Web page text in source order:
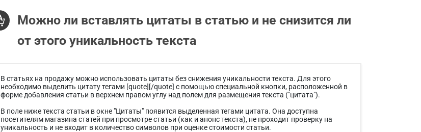
Можно ли вставлять цитаты в статью и не снизится ли
от этого уникальность текста
В статьях на продажу можно использовать цитаты без снижения уникальности текста. Для этого
необходимо выделить цитату тегами [quote][/quote] с помощью специальной кнопки, расположенной в
форме добавления статьи в верхнем правом углу над полем для размещения текста ("цитата").
В поле ниже текста статьи в окне "Цитаты" появится выделенная тегами цитата. Она доступна
посетителям магазина статей при просмотре статьи (как и анонс текста), не проходит проверку на
уникальность и не входит в количество символов при оценке стоимости статьи.